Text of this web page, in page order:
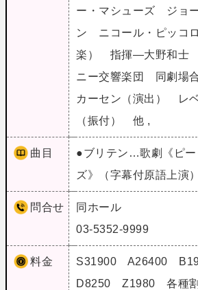
ー・マシューズ ジョ
ン ニコール・ピッコ
楽） 指揮―大野和士
ニー交響楽団 同劇場
カーセン（演出） レ
（振付） 他 ,
曲目
●ブリテン…歌劇《ピー
ズ》（字幕付原語上演）
問合せ
同ホール
03-5352-9999
料金
S31900 A26400
D8250 Z1980 各種